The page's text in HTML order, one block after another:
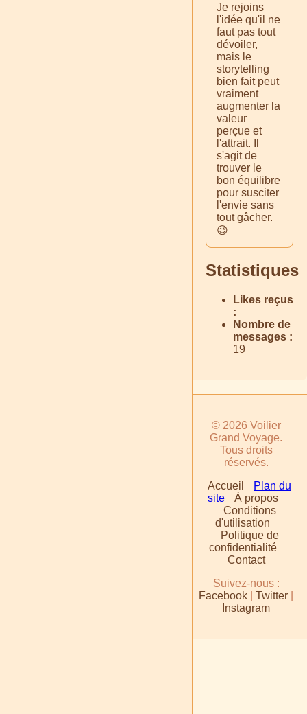
Je rejoins
l'idée qu'il ne
faut pas tout
dévoiler,
mais le
storytelling
bien fait peut
vraiment
augmenter la
valeur
perçue et
l'attrait. Il
s'agit de
trouver le
bon équilibre
pour susciter
l'envie sans
tout gâcher.
😉
Statistiques
Likes reçus
:
Nombre de
messages :
19
© 2026 Voilier
Grand Voyage.
Tous droits
réservés.
Accueil
Plan du
site
À propos
Conditions
d'utilisation
Politique de
confidentialité
Contact
Suivez-nous :
Facebook
Twitter
Instagram